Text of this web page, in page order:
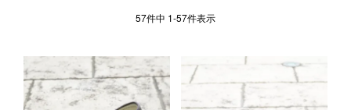
57件中 1-57件表示